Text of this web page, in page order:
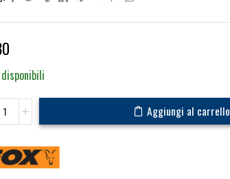
Aggiungi al carrello